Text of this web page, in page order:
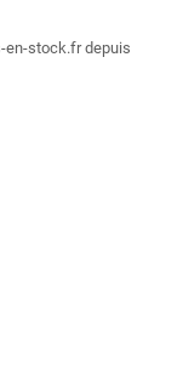
en-stock.fr depuis